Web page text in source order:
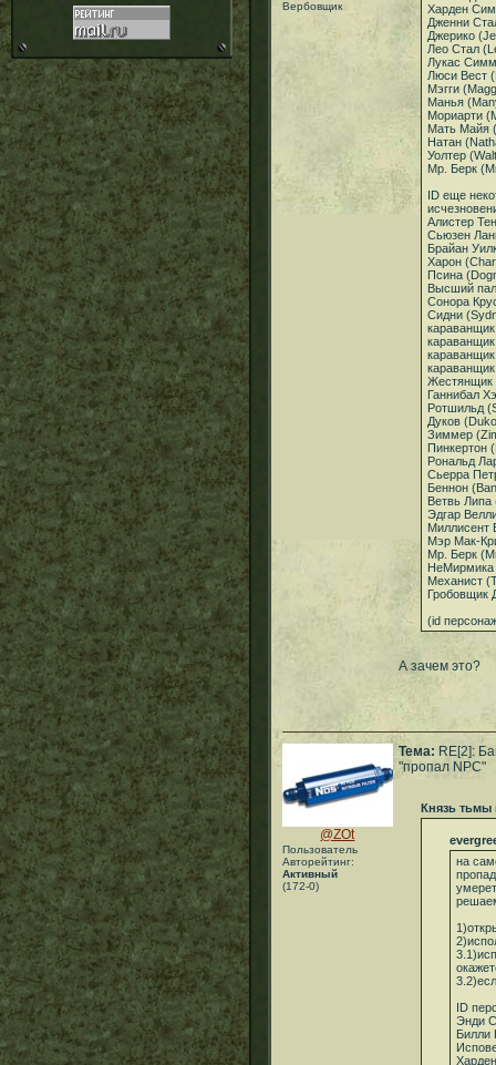
Вербовщик
Харден
Дженни
Джерико
Лео Стал
Лукас
Люси Вест
Мэгги
Манья
Мориарти
Мать Майя
Натан
Уолтер
Мр. Берк
ID еще
Алистер
Сьюзен
Брайан
Харон
Псина
Высший
Сонора
Сидни
Жестянщик
Ганнибал
Ротшильд
Дуков
Зиммер
Пинкертон
Рональд
Сьерра
Беннон
Ветвь
Эдгар
Миллисент
Мэр Мак-
Мр. Берк
НеМирмика
Механист
Гробовщик
(id
А зачем это?
@ZOt
Пользователь
Авторейтинг:
Активный
(172-0)
Тема: RE[2]:
"пропал NPC"
Князь тьмы
на
ID
Энди
Билли